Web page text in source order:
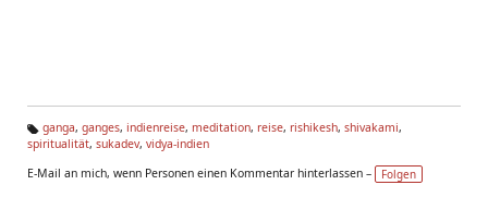
Ta
s:
ganga, ganges, indienreise, meditation, reise, rishikesh, shivakami,
spiritualität, sukadev, vidya-indien
E-Mail an mich, wenn Personen einen Kommentar hinterlassen –
Folgen